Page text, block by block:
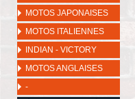
MOTOS JAPONAISES
MOTOS ITALIENNES
INDIAN - VICTORY
MOTOS ANGLAISES
-